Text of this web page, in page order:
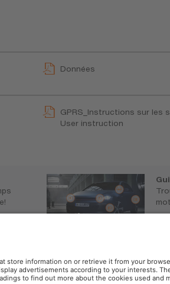
Données
GPRS_Instructions sur les
User instruction